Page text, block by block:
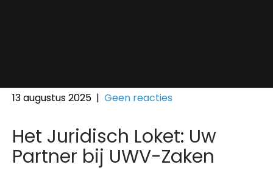
13 augustus 2025 | Geen reacties
Het Juridisch Loket: Uw
Partner bij UWV-Zaken